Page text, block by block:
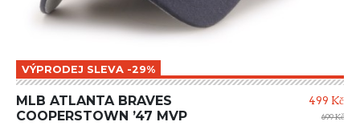
VÝPRODEJ SLEVA -29%
MLB ATLANTA BRAVES
COOPERSTOWN ’47 MVP
499 Kč
699 Kč